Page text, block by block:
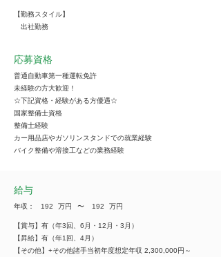
【勤務スタイル】
出社勤務
応募資格
普通自動車第一種運転免許
未経験の方大歓迎！
☆下記資格・経験がある方優遇☆
国家整備士資格
整備士経験
カー用品店やガソリンスタンドでの就業経験
バイク整備や溶接工などの業務経験
給与
年収： 192 万円 ​〜 192 万円
【賞与】有（年3回、6月・12月・3月）
【昇給】有（年1回、4月）
【その他】+その他諸手当初年度想定年収 2,300,000円～